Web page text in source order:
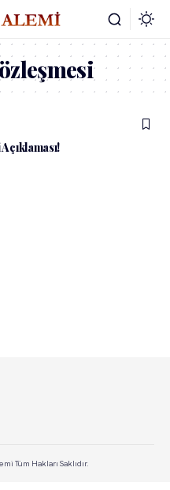
Tüm Hakları Saklıdır.